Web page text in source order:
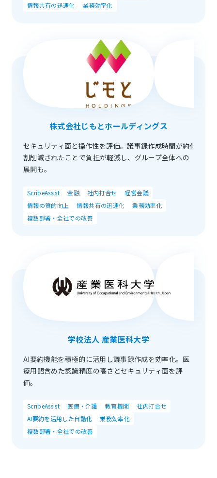
情報共有の迅速化
業務効率化
株式会社じもとホールディングス
セキュリティ面と操作性を評価。議事録作成時間が約4
割削減されたことで負担が軽減し、グループ全体への
展開も。
ScribeAssist 金融 社内打合せ
経営会議
情報の質的向上
情報共有の迅速化
業務効率化
複数部署・全社での改善
学校法人 産業医科大学
AI要約機能を積極的に活用し議事録作成を効率化。医
療用語含めた認識精度の高さとセキュリティ面を評
価。
ScribeAssist 医療・介護 教育機関
社内打合せ
AI要約を活用した自動化
業務効率化
複数部署・全社での改善